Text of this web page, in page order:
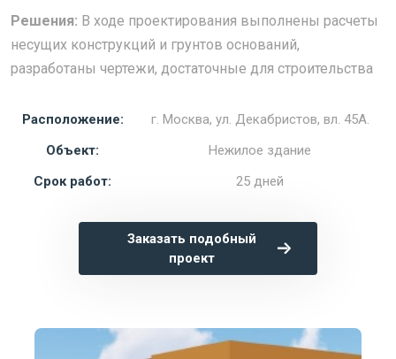
Решения: В ходе проектирования выполнены расчеты
несущих конструкций и грунтов оснований,
разработаны чертежи, достаточные для строительства
Расположение:
г. Москва, ул. Декабристов, вл. 45А.
Объект:
Нежилое здание
Срок работ:
25 дней
Заказать подобный
проект